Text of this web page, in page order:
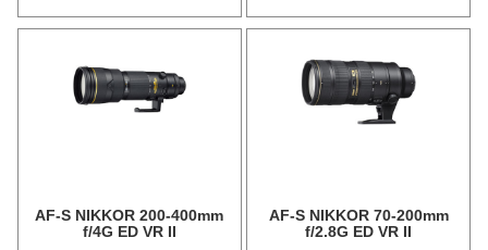
AF-S NIKKOR 200-400mm
f/4G ED VR II
AF-S NIKKOR 70-200mm
f/2.8G ED VR II